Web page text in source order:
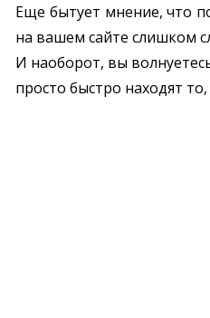
Еще бытует мнение, что
на вашем сайте слишком
И наоборот, вы
просто быстро находят